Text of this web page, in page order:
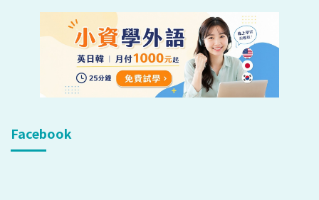
Facebook